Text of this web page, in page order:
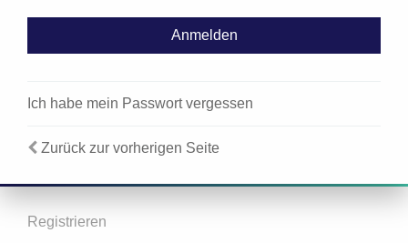
Ich habe mein Passwort vergessen
Zurück zur vorherigen Seite
Registrieren